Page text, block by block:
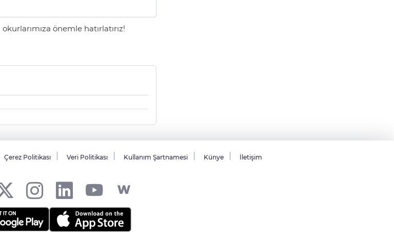
önemle hatırlatırız!
Çerez Politikası Veri Politikası Kullanım Şartnamesi Künye İletişim